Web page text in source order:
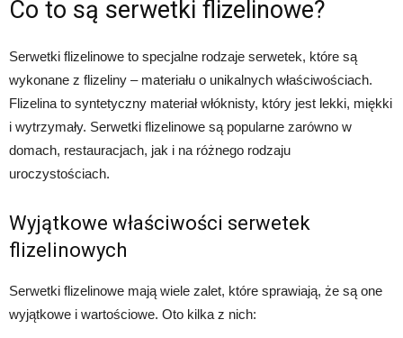
Co to są serwetki flizelinowe?
Serwetki flizelinowe to specjalne rodzaje serwetek, które są
wykonane z flizeliny – materiału o unikalnych właściwościach.
Flizelina to syntetyczny materiał włóknisty, który jest lekki, miękki
i wytrzymały. Serwetki flizelinowe są popularne zarówno w
domach, restauracjach, jak i na różnego rodzaju
uroczystościach.
Wyjątkowe właściwości serwetek
flizelinowych
Serwetki flizelinowe mają wiele zalet, które sprawiają, że są one
wyjątkowe i wartościowe. Oto kilka z nich: